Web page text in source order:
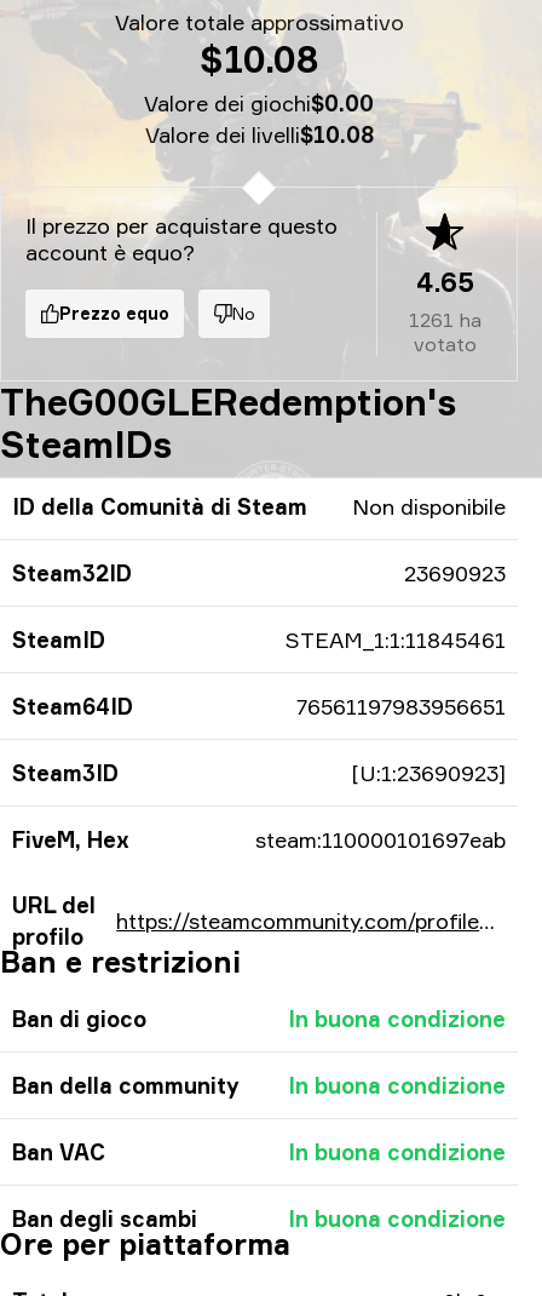
Valore totale approssimativo
$10.08
Valore dei giochi$0.00
Valore dei livelli$10.08
Il prezzo per acquistare questo
account è equo?
Prezzo equo No
4.65
1261 ha
votato
TheG00GLERedemption's
SteamIDs
ID della Comunità di Steam Non disponibile
Steam32ID 23690923
SteamID STEAM_1:1:11845461
Steam64ID 76561197983956651
Steam3ID [U:1:23690923]
FiveM, Hex steam:110000101697eab
URL del
profilo
https://steamcommunity.com/profiles/76561197983956651/
Ban e restrizioni
Ban di gioco In buona condizione
Ban della community In buona condizione
Ban VAC In buona condizione
Ban degli scambi In buona condizione
Ore per piattaforma